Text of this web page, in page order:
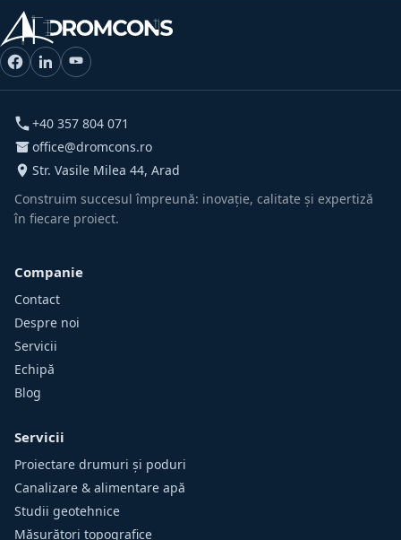
+40 357 804 071
office@dromcons.ro
Str. Vasile Milea 44, Arad
Construim succesul împreună: inovație, calitate și expertiză
în fiecare proiect.
Companie
Contact
Despre noi
Servicii
Echipă
Blog
Servicii
Proiectare drumuri și poduri
Canalizare & alimentare apă
Studii geotehnice
Măsurători topografice